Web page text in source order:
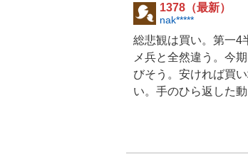
1378（最新）
nak*****
総悲観は買い。第一4
メ兵と全然違う。今
びそう。安ければ買
い。手のひら返した動